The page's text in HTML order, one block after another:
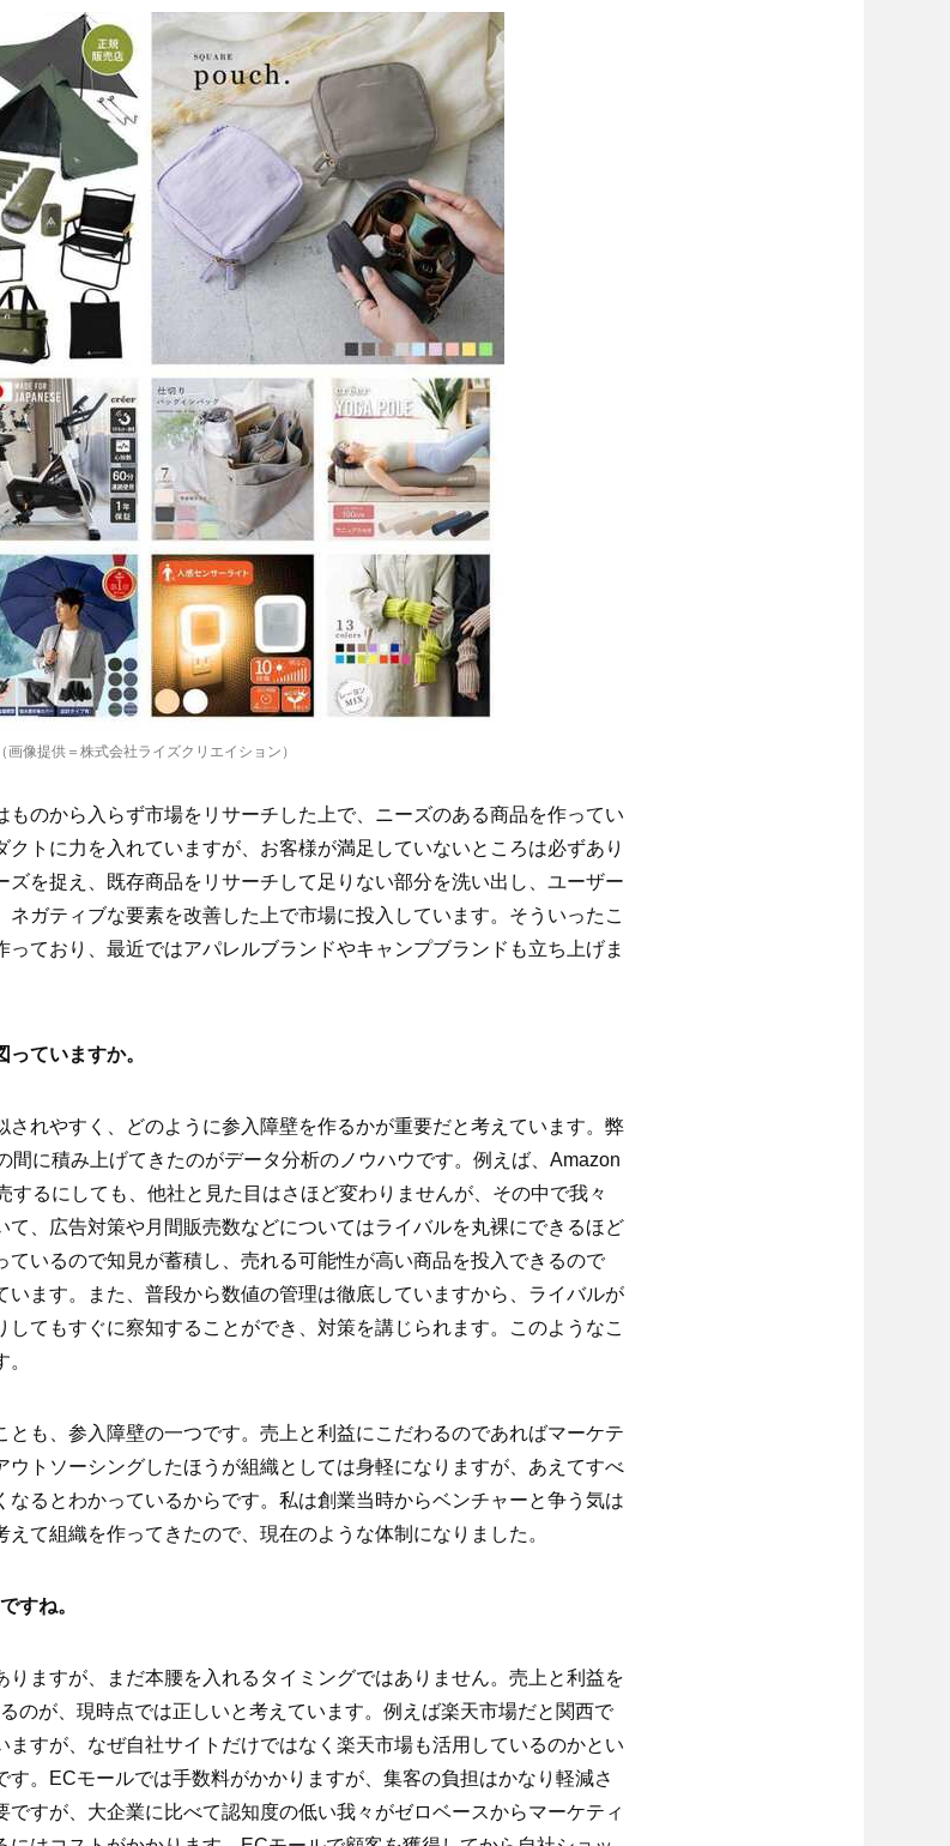
（画像提供＝株式会社ライズクリエイション）
のから入らず市場をリサーチした上で、ニーズのある商品を作ってい
トに力を入れていますが、お客様が満足していないところは必ずあり
ズを捉え、既存商品をリサーチして足りない部分を洗い出し、ユーザー
ガティブな要素を改善した上で市場に投入しています。そういったこ
ており、最近ではアパレルブランドやキャンプブランドも立ち上げま
ていますか。
されやすく、どのように参入障壁を作るかが重要だと考えています。弊
間に積み上げてきたのがデータ分析のノウハウです。例えば、Amazon
するにしても、他社と見た目はさほど変わりませんが、その中で我々
て、広告対策や月間販売数などについてはライバルを丸裸にできるほど
ているので知見が蓄積し、売れる可能性が高い商品を投入できるので
ます。また、普段から数値の管理は徹底していますから、ライバルが
てもすぐに察知することができ、対策を講じられます。このようなこ
とも、参入障壁の一つです。売上と利益にこだわるのであればマーケテ
ウトソーシングしたほうが組織としては身軽になりますが、あえてすべ
るとわかっているからです。私は創業当時からベンチャーと争う気は
て組織を作ってきたので、現在のような体制になりました。
すね。
ますが、まだ本腰を入れるタイミングではありません。売上と利益を
のが、現時点では正しいと考えています。例えば楽天市場だと関西で
すが、なぜ自社サイトだけではなく楽天市場も活用しているのかとい
す。ECモールでは手数料がかかりますが、集客の負担はかなり軽減さ
すが、大企業に比べて認知度の低い我々がゼロベースからマーケティ